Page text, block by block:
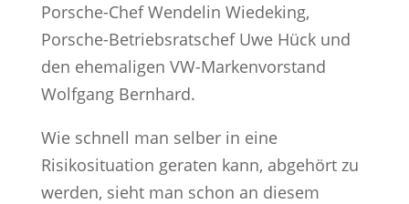
Porsche-Chef Wendelin Wiedeking,
Porsche-Betriebsratschef Uwe Hück und
den ehemaligen VW-Markenvorstand
Wolfgang Bernhard.
Wie schnell man selber in eine
Risikosituation geraten kann, abgehört zu
werden, sieht man schon an diesem